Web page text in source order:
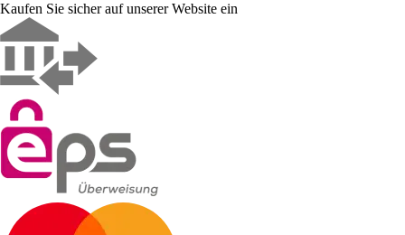
Kaufen Sie sicher auf unserer Website ein